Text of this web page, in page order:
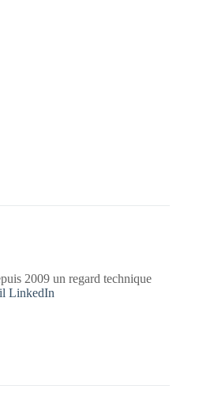
2009 un regard technique
LinkedIn